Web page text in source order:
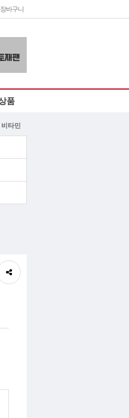
장바구니
품
비타민